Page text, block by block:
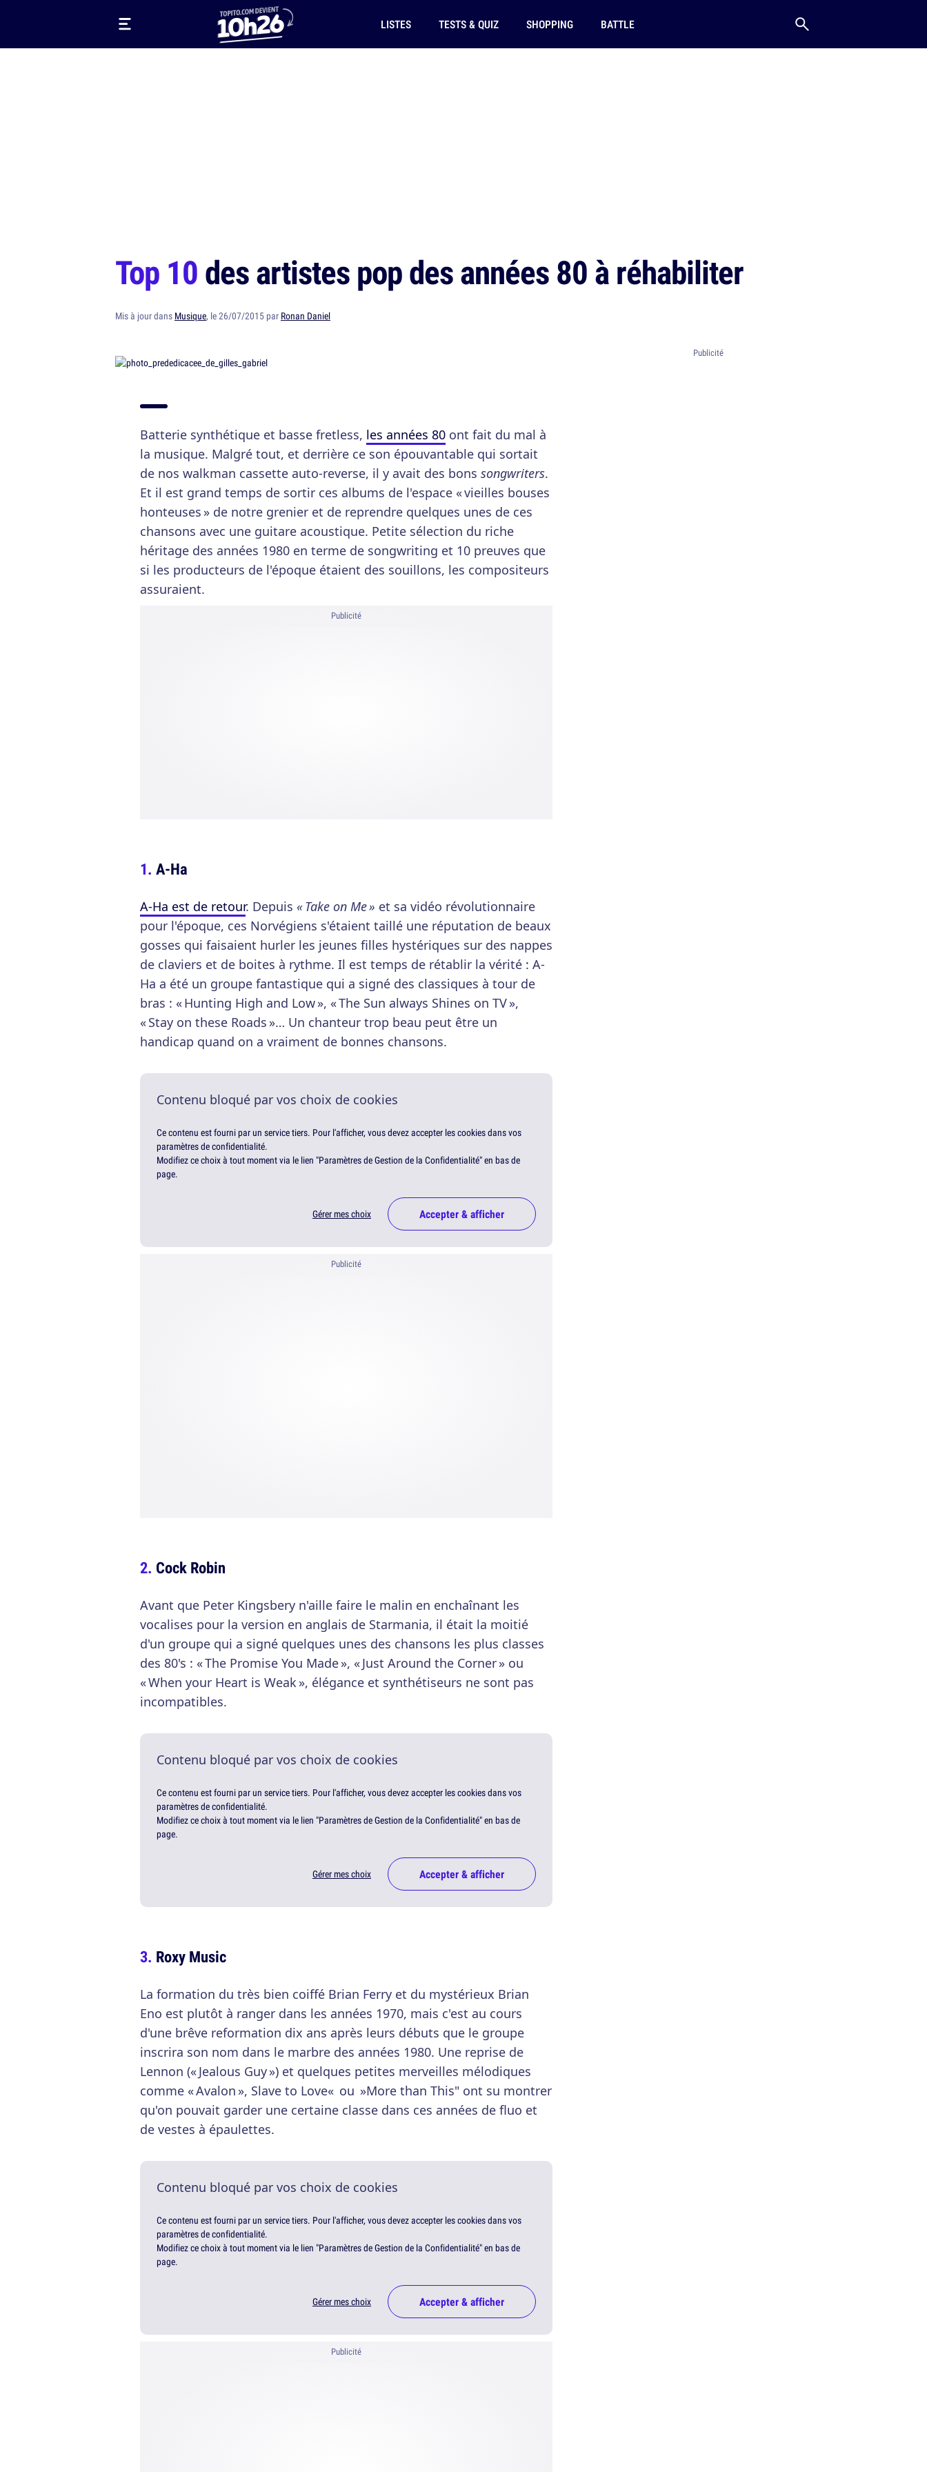
LISTES TESTS & QUIZ SHOPPING BATTLE
Top 10des artistes pop des années 80 à réhabiliter
Mis à jour dans Musique, le 26/07/2015 par Ronan Daniel
Batterie synthétique et basse fretless, les années 80 ont fait du mal à
la musique. Malgré tout, et derrière ce son épouvantable qui sortait
de nos walkman cassette auto-reverse, il y avait des bons songwriters.
Et il est grand temps de sortir ces albums de l'espace « vieilles bouses
honteuses » de notre grenier et de reprendre quelques unes de ces
chansons avec une guitare acoustique. Petite sélection du riche
héritage des années 1980 en terme de songwriting et 10 preuves que
si les producteurs de l'époque étaient des souillons, les compositeurs
assuraient.
Publicité
A-Ha
A-Ha est de retour. Depuis « Take on Me » et sa vidéo révolutionnaire
pour l'époque, ces Norvégiens s'étaient taillé une réputation de beaux
gosses qui faisaient hurler les jeunes filles hystériques sur des nappes
de claviers et de boites à rythme. Il est temps de rétablir la vérité : A-
Ha a été un groupe fantastique qui a signé des classiques à tour de
bras : « Hunting High and Low », « The Sun always Shines on TV »,
« Stay on these Roads »… Un chanteur trop beau peut être un
handicap quand on a vraiment de bonnes chansons.
Contenu bloqué par vos choix de cookies
Ce contenu est fourni par un service tiers. Pour l'afficher, vous devez accepter les cookies dans vos
paramètres de confidentialité.
Modifiez ce choix à tout moment via le lien "Paramètres de Gestion de la Confidentialité" en bas de
page.
Gérer mes choix Accepter & afficher
Publicité
Cock Robin
Avant que Peter Kingsbery n'aille faire le malin en enchaînant les
vocalises pour la version en anglais de Starmania, il était la moitié
d'un groupe qui a signé quelques unes des chansons les plus classes
des 80's : « The Promise You Made », « Just Around the Corner » ou
« When your Heart is Weak », élégance et synthétiseurs ne sont pas
incompatibles.
Contenu bloqué par vos choix de cookies
Ce contenu est fourni par un service tiers. Pour l'afficher, vous devez accepter les cookies dans vos
paramètres de confidentialité.
Modifiez ce choix à tout moment via le lien "Paramètres de Gestion de la Confidentialité" en bas de
page.
Gérer mes choix Accepter & afficher
Roxy Music
La formation du très bien coiffé Brian Ferry et du mystérieux Brian
Eno est plutôt à ranger dans les années 1970, mais c'est au cours
d'une brêve reformation dix ans après leurs débuts que le groupe
inscrira son nom dans le marbre des années 1980. Une reprise de
Lennon (« Jealous Guy ») et quelques petites merveilles mélodiques
comme « Avalon », Slave to Love« ou »More than This" ont su montrer
qu'on pouvait garder une certaine classe dans ces années de fluo et
de vestes à épaulettes.
Contenu bloqué par vos choix de cookies
Ce contenu est fourni par un service tiers. Pour l'afficher, vous devez accepter les cookies dans vos
paramètres de confidentialité.
Modifiez ce choix à tout moment via le lien "Paramètres de Gestion de la Confidentialité" en bas de
page.
Gérer mes choix Accepter & afficher
Publicité